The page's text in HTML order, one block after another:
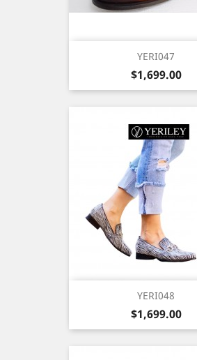
YERI047
Precio
$1,699.00
YERI048
Precio
$1,699.00